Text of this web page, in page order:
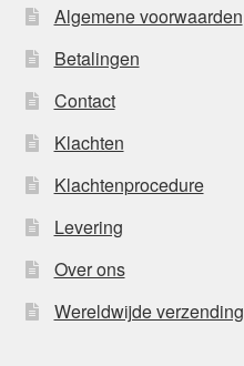
Algemene voorwaarden
Betalingen
Contact
Klachten
Klachtenprocedure
Levering
Over ons
Wereldwijde verzending